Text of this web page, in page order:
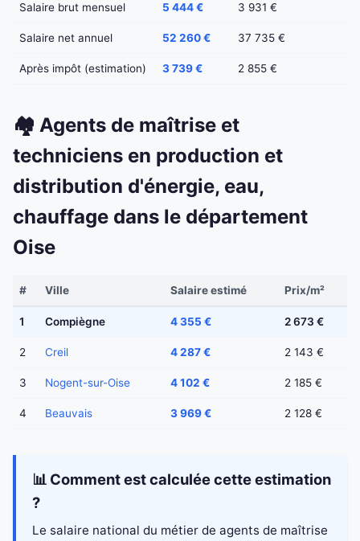
Salaire brut mensuel 5 444 € 3 931 €
Salaire net annuel 52 260 € 37 735 €
Après impôt (estimation) 3 739 € 2 855 €
🏘️ Agents de maîtrise et
techniciens en production et
distribution d'énergie, eau,
chauffage dans le département
Oise
# Ville Salaire estimé Prix/m²
1 Compiègne 4 355 € 2 673 €
2 Creil 4 287 € 2 143 €
3 Nogent-sur-Oise 4 102 € 2 185 €
4 Beauvais 3 969 € 2 128 €
📊 Comment est calculée cette estimation
?
Le salaire national du métier de agents de maîtrise